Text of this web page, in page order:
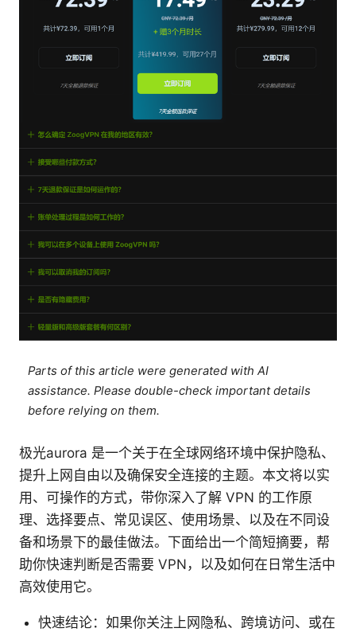
Parts of this article were generated with AI
assistance. Please double-check important details
before relying on them.
极光aurora 是一个关于在全球网络环境中保护隐私、
提升上网自由以及确保安全连接的主题。本文将以实
用、可操作的方式，带你深入了解 VPN 的工作原
理、选择要点、常见误区、使用场景、以及在不同设
备和场景下的最佳做法。下面给出一个简短摘要，帮
助你快速判断是否需要 VPN，以及如何在日常生活中
高效使用它。
快速结论：如果你关注上网隐私、跨境访问、或在